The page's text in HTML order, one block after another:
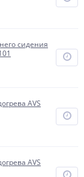
сидения
AVS
AVS